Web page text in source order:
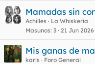
Mamadas sin
Achilles
La Whiskería
Masunos 3 21 Jun 2026
Mis ganas de
karls
Foro General